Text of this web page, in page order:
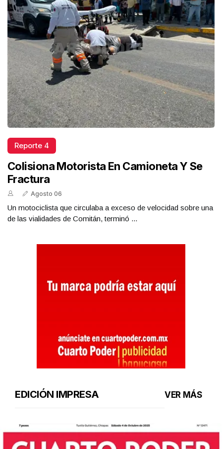
Reporte 4
Colisiona Motorista En Camioneta Y Se
Fractura
Agosto 06
Un motociclista que circulaba a exceso de velocidad sobre una
de las vialidades de Comitán, terminó ...
EDICIÓN IMPRESA VER MÁS